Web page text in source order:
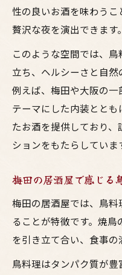
性の良いお酒を味わうこ
贅沢な夜を演出できます。
このような空間では、
立ち、ヘルシーさと自然
例えば、梅田や大阪の
テーマにした内装とと
たお酒を提供しており
ションをもたらしていま
梅田の居酒屋で感じる
梅田の居酒屋では、鳥
ることが特徴です。焼
を引き立て合い、食事の
鳥料理はタンパク質が